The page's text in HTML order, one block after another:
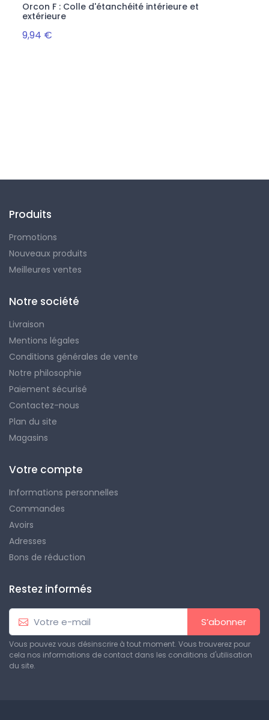
Orcon F : Colle d'étanchéité intérieure et
extérieure
9,94 €
Produits
Promotions
Nouveaux produits
Meilleures ventes
Notre société
Livraison
Mentions légales
Conditions générales de vente
Notre philosophie
Paiement sécurisé
Contactez-nous
Plan du site
Magasins
Votre compte
Informations personnelles
Commandes
Avoirs
Adresses
Bons de réduction
Restez informés
S’abonner
Vous pouvez vous désinscrire à tout moment. Vous trouverez pour
cela nos informations de contact dans les conditions d'utilisation
du site.